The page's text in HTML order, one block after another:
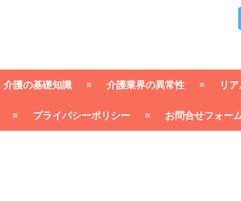
介護の基礎知識 介護業界の異常性 リ
プライバシーポリシー お問合せフォー